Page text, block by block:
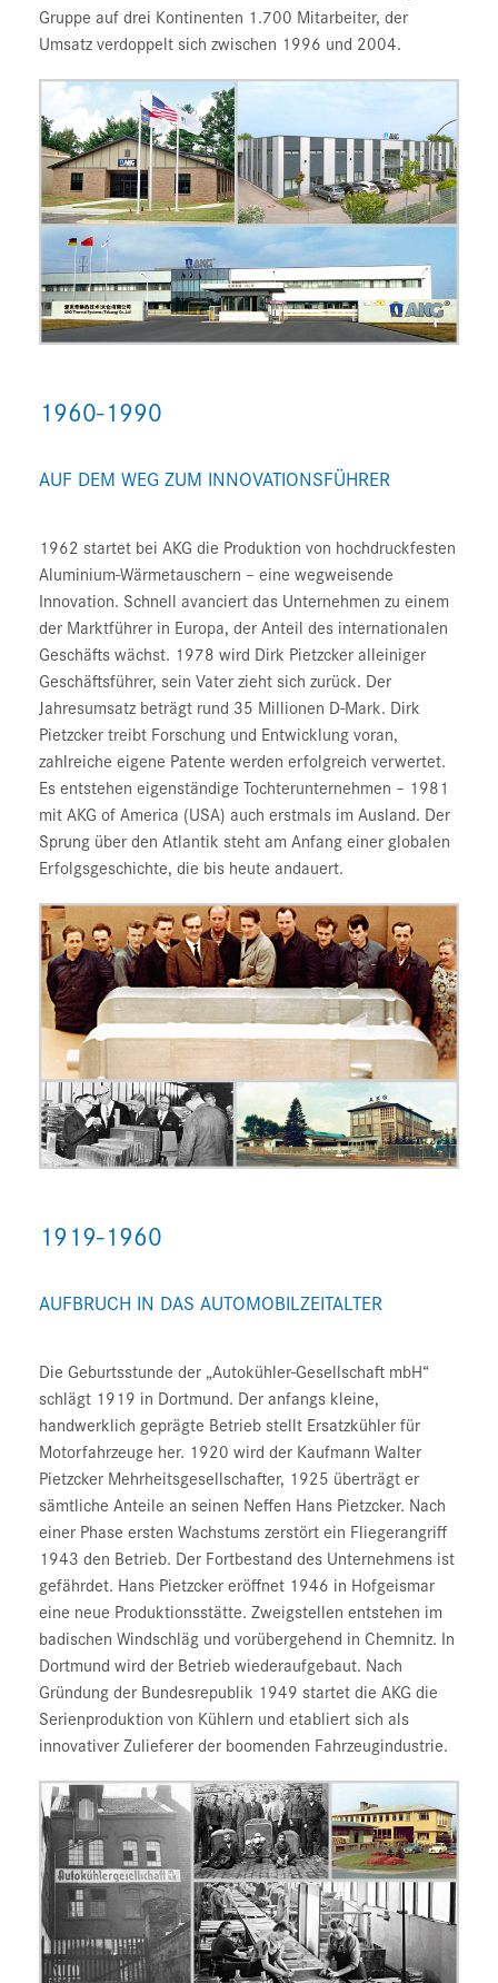
Gruppe auf drei Kontinenten 1.700 Mitarbeiter, der
Umsatz verdoppelt sich zwischen 1996 und 2004.
1960-1990
AUF DEM WEG ZUM INNOVATIONSFÜHRER
1962 startet bei AKG die Produktion von hochdruckfesten
Aluminium-Wärmetauschern – eine wegweisende
Innovation. Schnell avanciert das Unternehmen zu einem
der Marktführer in Europa, der Anteil des internationalen
Geschäfts wächst. 1978 wird Dirk Pietzcker alleiniger
Geschäftsführer, sein Vater zieht sich zurück. Der
Jahresumsatz beträgt rund 35 Millionen D-Mark. Dirk
Pietzcker treibt Forschung und Entwicklung voran,
zahlreiche eigene Patente werden erfolgreich verwertet.
Es entstehen eigenständige Tochterunternehmen – 1981
mit AKG of America (USA) auch erstmals im Ausland. Der
Sprung über den Atlantik steht am Anfang einer globalen
Erfolgsgeschichte, die bis heute andauert.
1919-1960
AUFBRUCH IN DAS AUTOMOBILZEITALTER
Die Geburtsstunde der „Autokühler-Gesellschaft mbH“
schlägt 1919 in Dortmund. Der anfangs kleine,
handwerklich geprägte Betrieb stellt Ersatzkühler für
Motorfahrzeuge her. 1920 wird der Kaufmann Walter
Pietzcker Mehrheitsgesellschafter, 1925 überträgt er
sämtliche Anteile an seinen Neffen Hans Pietzcker. Nach
einer Phase ersten Wachstums zerstört ein Fliegerangriff
1943 den Betrieb. Der Fortbestand des Unternehmens ist
gefährdet. Hans Pietzcker eröffnet 1946 in Hofgeismar
eine neue Produktionsstätte. Zweigstellen entstehen im
badischen Windschläg und vorübergehend in Chemnitz. In
Dortmund wird der Betrieb wiederaufgebaut. Nach
Gründung der Bundesrepublik 1949 startet die AKG die
Serienproduktion von Kühlern und etabliert sich als
innovativer Zulieferer der boomenden Fahrzeugindustrie.